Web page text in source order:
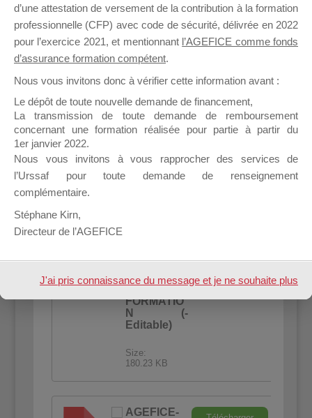
Mallette du Dirigeant DPE
PDF
Liste des
pièces
s à fournir
Size:
Télécharger
Aperçu
PDF
D’ASSIDUI
TÉ DE
FORMATIO
N (-
Editable)
Size:
180.23 KB
Aperçu
AGEFICE-
d’une attestation de versement de la contribution à la formation
professionnelle (CFP) avec code de sécurité, délivrée en 2022
pour l’exercice 2021, et mentionnant l’AGEFICE comme fonds
d’assurance formation compétent.
Nous vous invitons donc à vérifier cette information avant :
Le dépôt de toute nouvelle demande de financement,
La transmission de toute demande de remboursement
concernant une formation réalisée pour partie à partir du
1er janvier 2022.
Nous vous invitons à vous rapprocher des services de
l’Urssaf pour toute demande de renseignement
complémentaire.
Stéphane Kirn,
Directeur de l’AGEFICE
J'ai pris connaissance du message et je ne souhaite plus